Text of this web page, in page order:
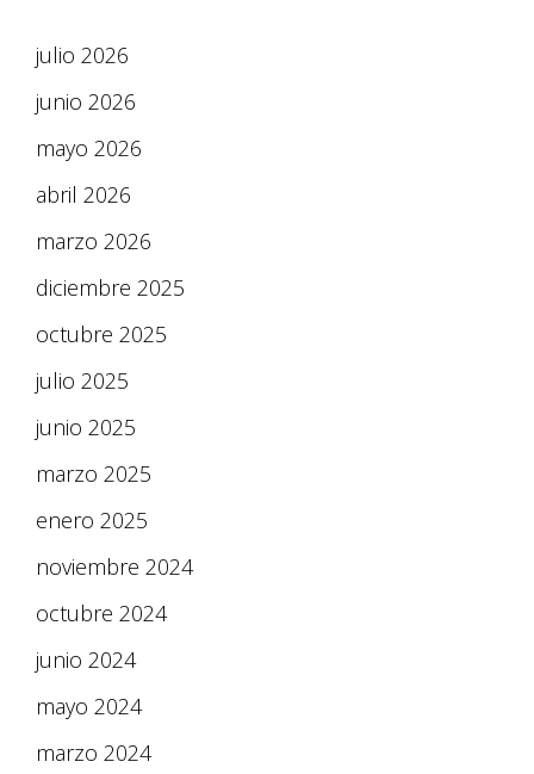
julio 2026
junio 2026
mayo 2026
abril 2026
marzo 2026
diciembre 2025
octubre 2025
julio 2025
junio 2025
marzo 2025
enero 2025
noviembre 2024
octubre 2024
junio 2024
mayo 2024
marzo 2024